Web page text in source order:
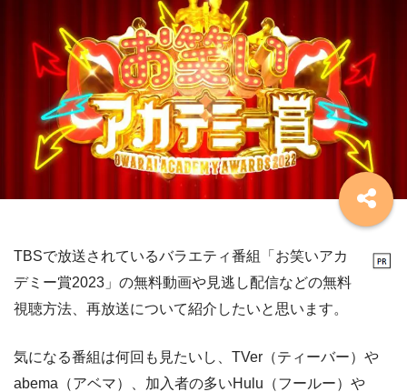
TBSで放送されているバラエティ番組「お笑いアカ
デミー賞2023」の無料動画や見逃し配信などの無料
視聴方法、再放送について紹介したいと思います。
気になる番組は何回も見たいし、TVer（ティーバー）や
abema（アベマ）、加入者の多いHulu（フールー）や